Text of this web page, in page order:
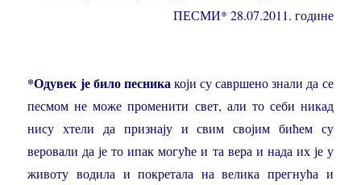
ПЕСМИ* 28.07.2011. године
*Одувек је било песникакоји су савршено знали да се
песмом не може променити свет, али то себи никад
нису хтели да признају и свим својим бићем су
веровали да је то ипак могуће и та вера и нада их је у
животу водила и покретала на велика прегнућа и